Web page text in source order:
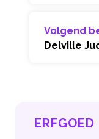
Volgend
Delville
ERFGOED